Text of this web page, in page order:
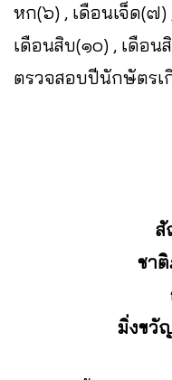
หก(๖) , เดือนเจ็ด(๗)
เดือนสิบ(๑๐) , เดือน
ตรวจสอบปีนักษัตร
สั
ชา
มิ่งขวั